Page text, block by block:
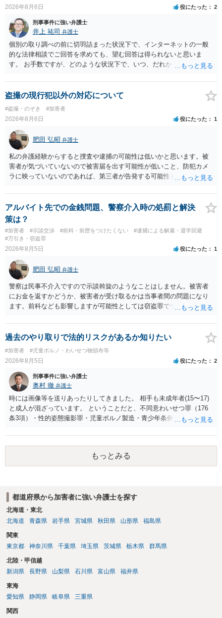
2026年8月6日 役にたった 2
刑事事件に強い弁護士
井上 祐司 弁護士
個別の取り調べの前に切羽詰まった状況下で、インターネットの一般
的な法律相談でご回答を求めても、望む回答は得られないと思いま
す。 お手数ですが、どのような状況下で、いつ、だれからどのような
の程度だと聞いているのかということについて、お近くで詳細な法律
相談を受けられたうえで対処方法を探された方がよいと思われます。
一般論でいえば、任意取り調べの場合、ＩＣレコーダーを持参して取
り調べ内容を録音することは必須だと考えます。
盗撮の現行犯以外の対応について
#盗撮・のぞき #加害者
2026年8月6日 役にたった 1
肥田 弘昭 弁護士
私の弁護経験からすると捜査や逮捕の可能性は低いかと思います。被
害者が気づいていないので被害届を出す可能性が低いこと、防犯カメ
ラに映っていないのであれば、第三者が告発する可能性も低いこと、
座る女性を盗撮(全体像写真1枚と5秒程度の動画)してしまいました。下
着や胸など強調したものではありません。」とありますが、少なくと
も捜査段階では性的姿態等撮影罪の被疑事実で逮捕勾留されるケース
が私の弁護経験では多くなった印象です（最終的には不起訴ないし各
都道府県の迷惑防止条例違反になることもあります）。2度としないこ
とをお勧めいたします。ご参考にしてください。
アルバイト先での金銭問題、警察介入時の処罰と解決
策は？
#加害者 #示談交渉 #前科・前歴をつけたくない
#逮捕による解雇・退学回避
#万引き・窃盗罪
2026年8月5日 役にたった 1
肥田 弘昭 弁護士
警察は民事不介入ですので示談斡旋のようなことはしません。被害者
にお金を返すかどうか、被害者が受け取るかは当事者間の問題になり
ます。前科なども影響しますが可能性としては窃盗罪ですので、逮捕
過去のやり取りで法的リスクがあるか知りたい
#加害者 #児童ポルノ・わいせつ物頒布等
2026年8月5日 役にたった 2
刑事事件に強い弁護士
奥村 徹 弁護士
時には画像等を送りあったりしてきました。 相手も未成年者(15〜17)
と成人が混ざっています。 ということだと、不同意わいせつ罪（176
条3項）・性的姿態撮影罪・児童ポルノ製造・青少年条例違反（わいせ
で、警察にバレれば、それなりの捜査を受けるでしょう。
もっとみる
都道府県から加害者に強い弁護士を探す
北海道・東北
北海道
青森県 岩手県 宮城県 秋田県 山形県 福島県
関東
東京都
神奈川県 千葉県 埼玉県 茨城県 栃木県 群馬県
北陸・甲信越
新潟県
長野県 山梨県 石川県 富山県 福井県
東海
愛知県
静岡県 岐阜県 三重県
関西